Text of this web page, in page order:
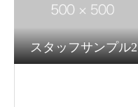
スタッフサンプル2